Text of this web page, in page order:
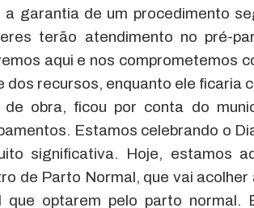
a garantia de um procedimento
terão atendimento no pré-
aqui e nos comprometemos
dos recursos, enquanto ele ficaria
de obra, ficou por conta do
Estamos celebrando o
significativa. Hoje, estamos
de Parto Normal, que vai
que optarem pelo parto